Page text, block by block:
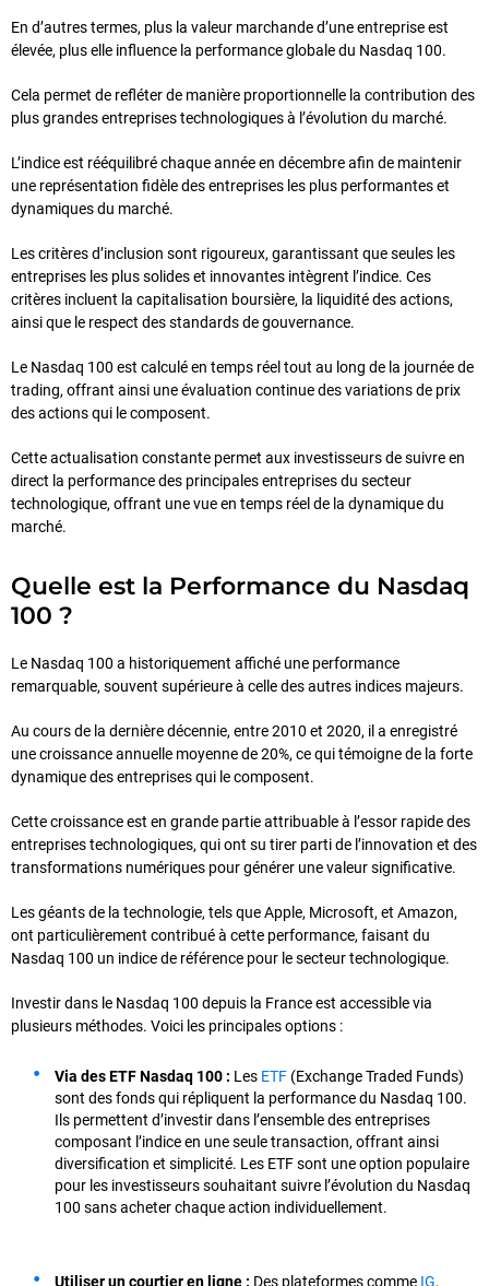
En d’autres termes, plus la valeur marchande d’une entreprise est
élevée, plus elle influence la performance globale du Nasdaq 100.
Cela permet de refléter de manière proportionnelle la contribution des
plus grandes entreprises technologiques à l’évolution du marché.
L’indice est rééquilibré chaque année en décembre afin de maintenir
une représentation fidèle des entreprises les plus performantes et
dynamiques du marché.
Les critères d’inclusion sont rigoureux, garantissant que seules les
entreprises les plus solides et innovantes intègrent l’indice. Ces
critères incluent la capitalisation boursière, la liquidité des actions,
ainsi que le respect des standards de gouvernance.
Le Nasdaq 100 est calculé en temps réel tout au long de la journée de
trading, offrant ainsi une évaluation continue des variations de prix
des actions qui le composent.
Cette actualisation constante permet aux investisseurs de suivre en
direct la performance des principales entreprises du secteur
technologique, offrant une vue en temps réel de la dynamique du
marché.
Quelle est la Performance du Nasdaq
100 ?
Le Nasdaq 100 a historiquement affiché une performance
remarquable, souvent supérieure à celle des autres indices majeurs.
Au cours de la dernière décennie, entre 2010 et 2020, il a enregistré
une croissance annuelle moyenne de 20%, ce qui témoigne de la forte
dynamique des entreprises qui le composent.
Cette croissance est en grande partie attribuable à l’essor rapide des
entreprises technologiques, qui ont su tirer parti de l’innovation et des
transformations numériques pour générer une valeur significative.
Les géants de la technologie, tels que Apple, Microsoft, et Amazon,
ont particulièrement contribué à cette performance, faisant du
Nasdaq 100 un indice de référence pour le secteur technologique.
Investir dans le Nasdaq 100 depuis la France est accessible via
plusieurs méthodes. Voici les principales options :
Via des ETF Nasdaq 100 : Les ETF (Exchange Traded Funds)
sont des fonds qui répliquent la performance du Nasdaq 100.
Ils permettent d’investir dans l’ensemble des entreprises
composant l’indice en une seule transaction, offrant ainsi
diversification et simplicité. Les ETF sont une option populaire
pour les investisseurs souhaitant suivre l’évolution du Nasdaq
100 sans acheter chaque action individuellement.
Utiliser un courtier en ligne : Des plateformes comme IG,